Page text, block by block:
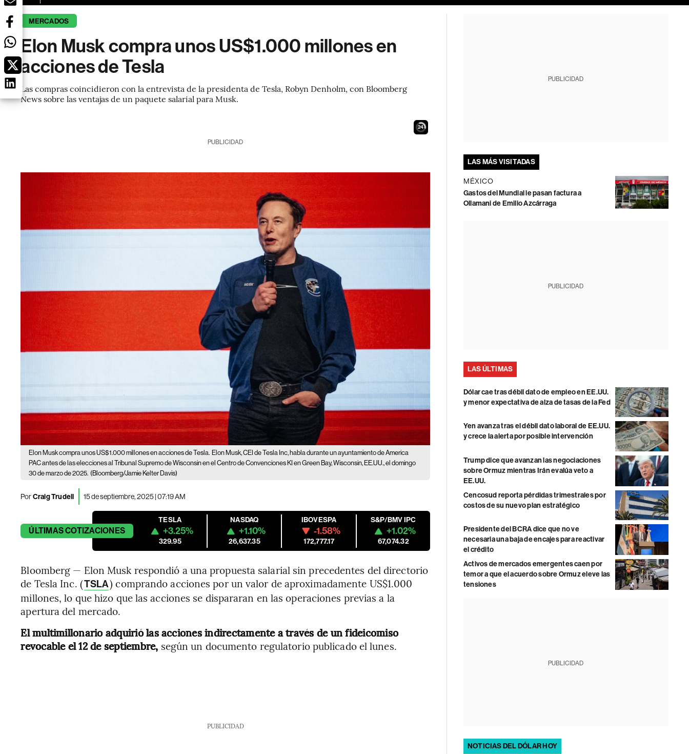
MERCADOS
Elon Musk compra unos US$1.000 millones en
acciones de Tesla
Las compras coincidieron con la entrevista de la presidenta de Tesla, Robyn Denholm, con Bloomberg
News sobre las ventajas de un paquete salarial para Musk.
23
PUBLICIDAD
Elon Musk compra unos US$1.000 millones en acciones de Tesla. Elon Musk, CEI de Tesla Inc, habla durante un ayuntamiento de America
PAC antes de las elecciones al Tribunal Supremo de Wisconsin en el Centro de Convenciones KI en Green Bay, Wisconsin, EE.UU., el domingo
30 de marzo de 2025. (Bloomberg/Jamie Kelter Davis)
PorCraig Trudell 15 de septiembre, 2025 | 07:19 AM
ÚLTIMASCOTIZACIONES
TESLA
+3.25%
329.95
NASDAQ
+1.10%
26,637.35
IBOVESPA
-1.58%
172,777.17
S&P/BMV IPC
+1.02%
67,074.32
Bloomberg — Elon Musk respondió a una propuesta salarial sin precedentes del directorio
de Tesla Inc. (TSLA) comprando acciones por un valor de aproximadamente US$1.000
millones, lo que hizo que las acciones se dispararan en las operaciones previas a la
apertura del mercado.
El multimillonario adquirió las acciones indirectamente a través de un fideicomiso
revocable el 12 de septiembre, según un documento regulatorio publicado el lunes.
PUBLICIDAD
PUBLICIDAD
LAS MÁS VISITADAS
MÉXICO
Gastos del Mundial le pasan factura a
Ollamani de Emilio Azcárraga
PUBLICIDAD
LAS ÚLTIMAS
Dólar cae tras débil dato de empleo en EE.UU.
y menor expectativa de alza de tasas de la Fed
Yen avanza tras el débil dato laboral de EE.UU.
y crece la alerta por posible intervención
Trump dice que avanzan las negociaciones
sobre Ormuz mientras Irán evalúa veto a
EE.UU.
Cencosud reporta pérdidas trimestrales por
costos de su nuevo plan estratégico
Presidente del BCRA dice que no ve
necesaria una baja de encajes para reactivar
el crédito
Activos de mercados emergentes caen por
temor a que el acuerdo sobre Ormuz eleve las
tensiones
PUBLICIDAD
NOTICIAS DEL DÓLAR HOY